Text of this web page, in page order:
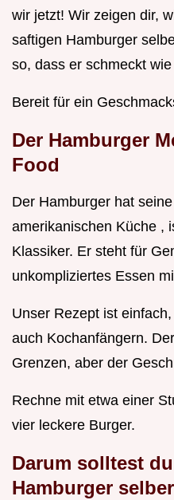
wir jetzt! Wir zeigen dir,
saftigen Hamburger
so, dass er schmeckt
Bereit für ein
Der Hamburger
Food
Der Hamburger hat
amerikanischen Küche ,
Klassiker. Er steht für
unkompliziertes Essen
Unser Rezept ist
auch Kochanfängern.
Grenzen, aber der
Rechne mit etwa einer
vier leckere Burger.
Darum solltest
Hamburger